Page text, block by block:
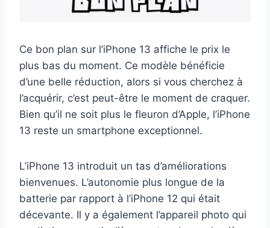
Ce bon plan sur l’iPhone 13 affiche le prix le
plus bas du moment. Ce modèle bénéficie
d’une belle réduction, alors si vous cherchez à
l’acquérir, c’est peut-être le moment de craquer.
Bien qu’il ne soit plus le fleuron d’Apple, l’iPhone
13 reste un smartphone exceptionnel.
L’iPhone 13 introduit un tas d’améliorations
bienvenues. L’autonomie plus longue de la
batterie par rapport à l’iPhone 12 qui était
décevante. Il y a également l’appareil photo qui